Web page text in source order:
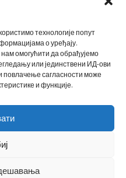
технологије попут
о уређају.
омогућити да обрађујемо
или јединствени ИД-ови
повлачење сагласности може
и функције.